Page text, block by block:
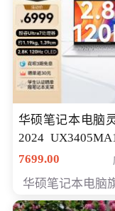
华硕笔记本电脑
2024 UX3405MA155夜
空蓝 oled 智慧轻薄本 会
7699.00
华硕笔记本电脑